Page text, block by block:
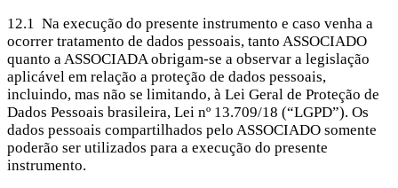
12.1 Na execução do presente instrumento e caso venha a
ocorrer tratamento de dados pessoais, tanto ASSOCIADO
quanto a ASSOCIADA obrigam-se a observar a legislação
aplicável em relação a proteção de dados pessoais,
incluindo, mas não se limitando, à Lei Geral de Proteção de
Dados Pessoais brasileira, Lei nº 13.709/18 (“LGPD”). Os
dados pessoais compartilhados pelo ASSOCIADO somente
poderão ser utilizados para a execução do presente
instrumento.